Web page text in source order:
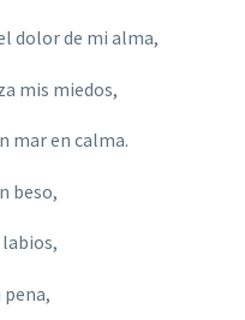
dolor de mi alma,
mis miedos,
mar en calma.
beso,